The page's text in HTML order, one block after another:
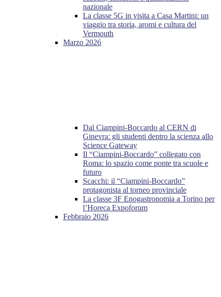
nazionale
La classe 5G in visita a Casa Martini: un
viaggio tra storia, aromi e cultura del
Vermouth
Marzo 2026
Dal Ciampini-Boccardo al CERN di
Ginevra: gli studenti dentro la scienza allo
Science Gateway
Il “Ciampini-Boccardo” collegato con
Roma: lo spazio come ponte tra scuole e
futuro
Scacchi: il “Ciampini-Boccardo”
protagonista al torneo provinciale
La classe 3F Enogastronomia a Torino per
l’Horeca Expoforum
Febbraio 2026